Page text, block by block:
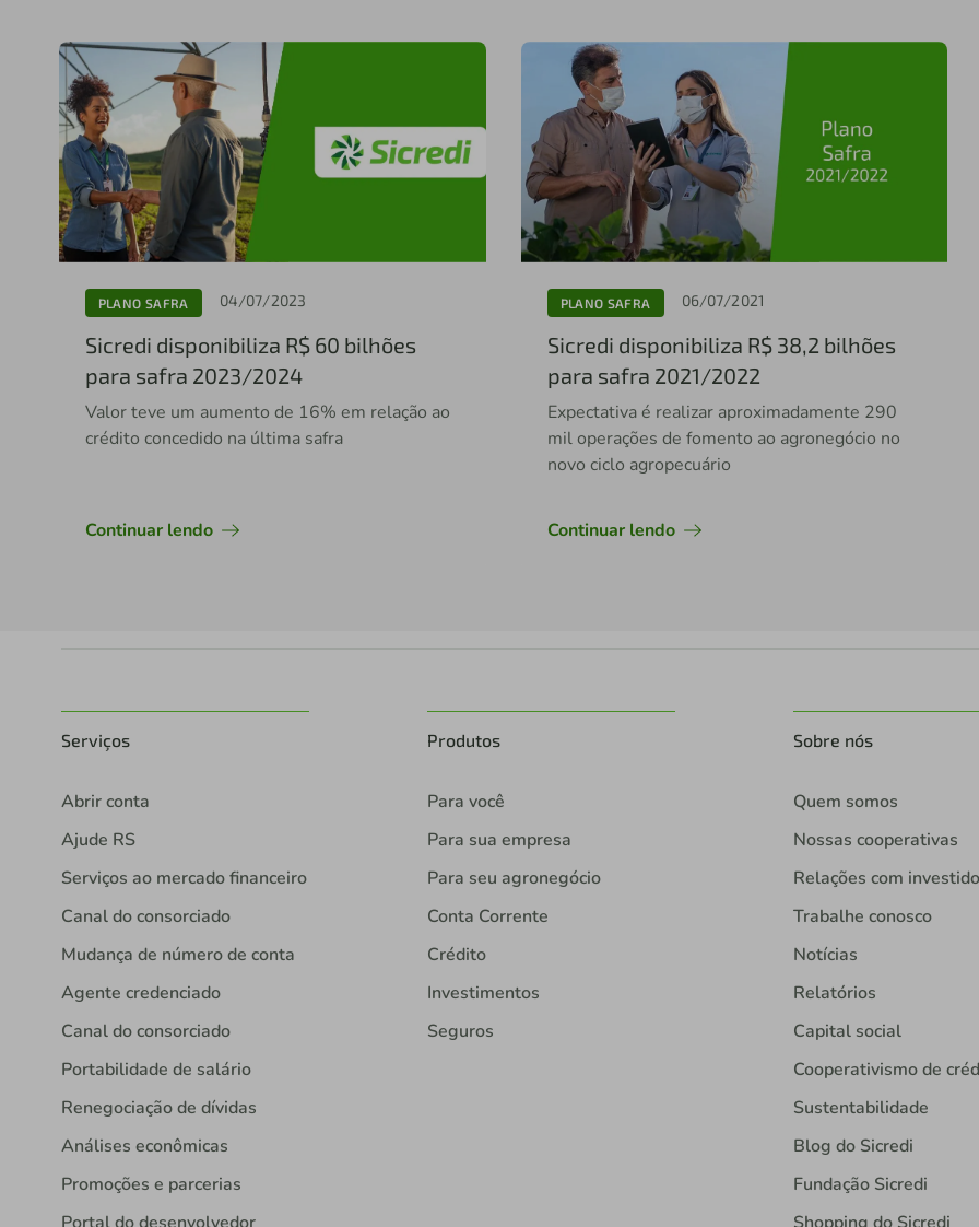
PLANO SAFRA 04/07/2023
Sicredi disponibiliza R$ 60 bilhões
para safra 2023/2024
Valor teve um aumento de 16% em relação ao
crédito concedido na última safra
Continuar lendo
PLANO SAFRA 06/07/2021
Sicredi disponibiliza R$ 38,2 bilhões
para safra 2021/2022
Expectativa é realizar aproximadamente 290
mil operações de fomento ao agronegócio no
novo ciclo agropecuário
Continuar lendo
Serviços
Abrir conta
Ajude RS
Serviços ao mercado financeiro
Canal do consorciado
Mudança de número de conta
Agente credenciado
Canal do consorciado
Portabilidade de salário
Renegociação de dívidas
Análises econômicas
Promoções e parcerias
Produtos
Para você
Para sua empresa
Para seu agronegócio
Conta Corrente
Crédito
Investimentos
Seguros
Sobre nós
Quem somos
Nossas cooperativas
Relações com
Trabalhe conosco
Notícias
Relatórios
Capital social
Cooperativismo de
Sustentabilidade
Blog do Sicredi
Fundação Sicredi